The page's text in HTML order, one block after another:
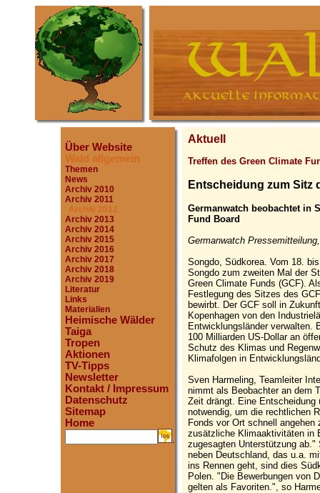
Über Website
Wald allgemein
Themen
News
Archiv 2010
Archiv 2011
Archiv 2012
Archiv 2013
Archiv 2014
Archiv 2015
Archiv 2016
Archiv 2017
Archiv 2018
Archiv 2019
Literatur
Links
Materialien
Heimische Wälder
Taiga
Tropen
Aktionen
TV-Tipps
Newsletter
Kontakt / Impressum
Datenschutz
Sitemap
Home
.
Aktuell
Treffen des Green Climate
Entscheidung zum Sitz
Germanwatch beobachtet in
Fund Board
Germanwatch
Songdo, Südkorea. Vom 18.
Songdo zum zweiten Mal der
Green Climate Funds (GCF).
Festlegung des Sitzes des
bewirbt. Der GCF soll in
Kopenhagen von den
Entwicklungsländer verwalten.
100 Milliarden US-Dollar an
Schutz des Klimas und
Klimafolgen in
Sven Harmeling, Teamleiter
nimmt als Beobachter an dem
Zeit drängt. Eine
notwendig, um die rechtlichen
Fonds vor Ort schnell angehen
zusätzliche Klimaaktivitäten in
zugesagten Unterstützung ab."
neben Deutschland, das u.a.
ins Rennen geht, sind dies
Polen. "Die Bewerbungen von
gelten als Favoriten.", so